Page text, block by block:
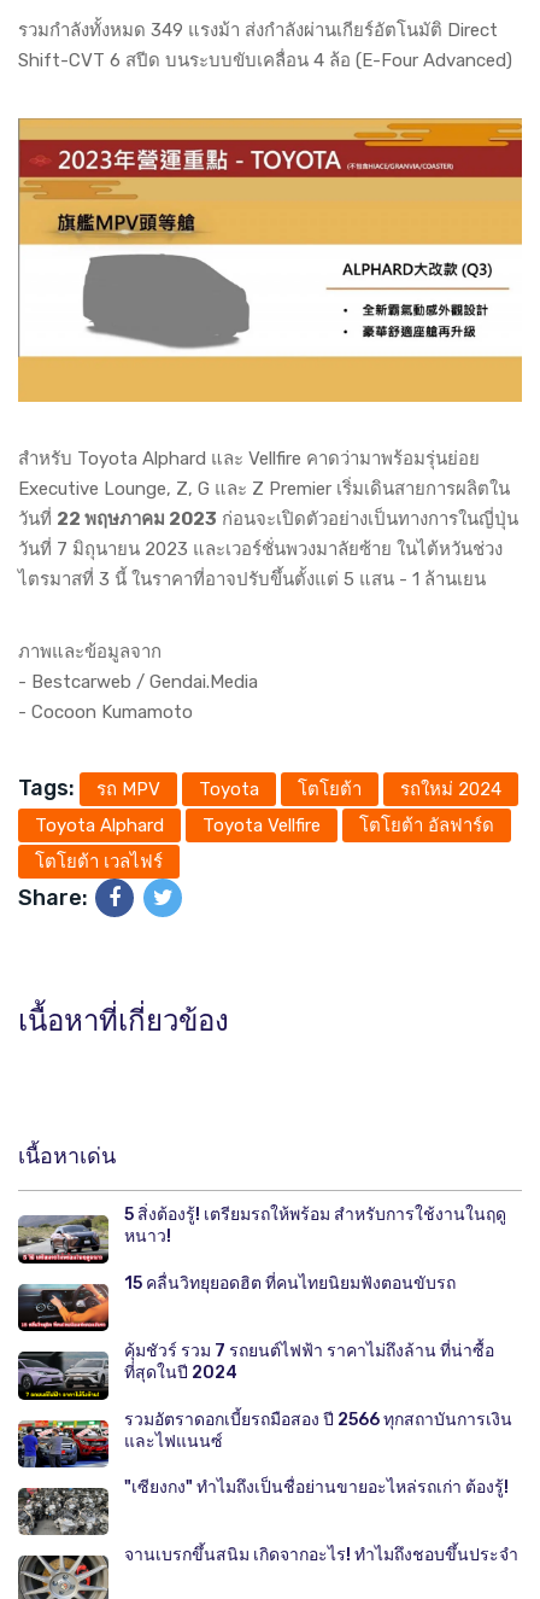
รวมกำลังทั้งหมด 349 แรงม้า ส่งกำลังผ่านเกียร์อัตโนมัติ Direct
Shift-CVT 6 สปีด บนระบบขับเคลื่อน 4 ล้อ (E-Four Advanced)
สำหรับ Toyota Alphard และ Vellfire คาดว่ามาพร้อมรุ่นย่อย
Executive Lounge, Z, G และ Z Premier เริ่มเดินสายการผลิตใน
วันที่ 22 พฤษภาคม 2023 ก่อนจะเปิดตัวอย่างเป็นทางการในญี่ปุ่น
วันที่ 7 มิถุนายน 2023 และเวอร์ชั่นพวงมาลัยซ้าย ในไต้หวันช่วง
ไตรมาสที่ 3 นี้ ในราคาที่อาจปรับขึ้นตั้งแต่ 5 แสน - 1 ล้านเยน
ภาพและข้อมูลจาก
- Bestcarweb / Gendai.Media
- Cocoon Kumamoto
Tags: รถ MPV Toyota โตโยต้า
รถใหม่ 2024
Toyota Alphard
Toyota Vellfire
โตโยต้า อัลฟาร์ด
โตโยต้า เวลไฟร์
Share:
เนื้อหาที่เกี่ยวข้อง
เนื้อหาเด่น
5 สิ่งต้องรู้! เตรียมรถให้พร้อม สำหรับการใช้งานในฤดู
หนาว!
15 คลื่นวิทยุยอดฮิต ที่คนไทยนิยมฟังตอนขับรถ
คุ้มชัวร์ รวม 7 รถยนต์ไฟฟ้า ราคาไม่ถึงล้าน ที่น่าซื้อ
ที่สุดในปี 2024
รวมอัตราดอกเบี้ยรถมือสอง ปี 2566 ทุกสถาบันการเงิน
และไฟแนนซ์
"เซียงกง" ทำไมถึงเป็นชื่อย่านขายอะไหล่รถเก่า ต้องรู้!
จานเบรกขึ้นสนิม เกิดจากอะไร! ทำไมถึงชอบขึ้นประจำ